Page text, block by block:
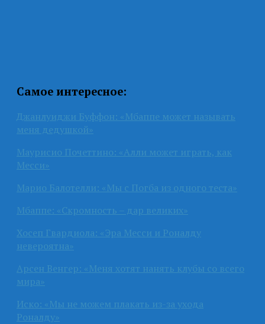
Самое интересное:
Джанлуиджи Буффон: «Мбаппе может называть
меня дедушкой»
Маурисио Почеттино: «Алли может играть, как
Месси»
Марио Балотелли: «Мы с Погба из одного теста»
Мбаппе: «Скромность – дар великих»
Хосеп Гвардиола: «Эра Месси и Роналду
невероятна»
Арсен Венгер: «Меня хотят нанять клубы со всего
мира»
Иско: «Мы не можем плакать из-за ухода
Роналду»